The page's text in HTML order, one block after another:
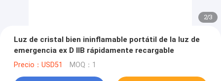
2/3
Luz de cristal bien ininflamable portátil de la luz de
emergencia ex D IIB rápidamente recargable
Precio：USD51 MOQ：1